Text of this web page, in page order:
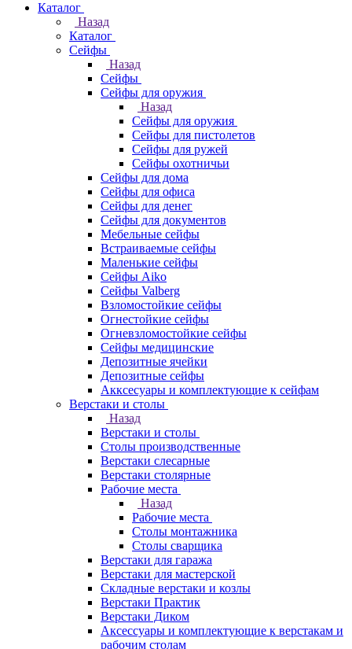
Каталог
Назад
Каталог
Cейфы
Назад
Cейфы
Cейфы для оружия
Назад
Cейфы для оружия
Сейфы для пистолетов
Сейфы для ружей
Сейфы охотничьи
Cейфы для дома
Cейфы для офиса
Сейфы для денег
Сейфы для документов
Мебельные сейфы
Встраиваемые сейфы
Маленькие сейфы
Сейфы Aiko
Сейфы Valberg
Взломостойкие сейфы
Огнестойкие сейфы
Огневзломостойкие сейфы
Сейфы медицинские
Депозитные ячейки
Депозитные сейфы
Акксесуары и комплектующие к сейфам
Верстаки и столы
Назад
Верстаки и столы
Столы производственные
Верстаки слесарные
Верстаки столярные
Рабочие места
Назад
Рабочие места
Столы монтажника
Столы сварщика
Верстаки для гаража
Верстаки для мастерской
Складные верстаки и козлы
Верстаки Практик
Верстаки Диком
Аксессуары и комплектующие к верстакам и
рабочим столам